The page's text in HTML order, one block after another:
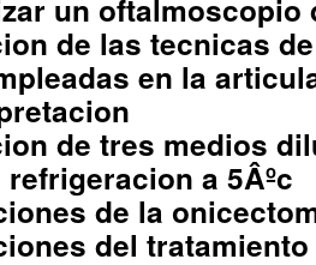
un oftalmoscopio
de las tecnicas
en la
de tres medios
a 5Âºc
de la
del